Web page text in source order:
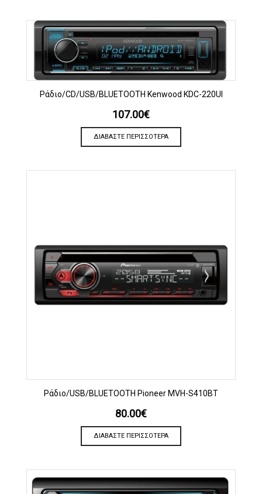
Ράδιο/CD/USB/BLUETOOTH Kenwood KDC-220UI
107.00€
ΔΙΑΒΆΣΤΕ ΠΕΡΙΣΣΌΤΕΡΑ
Ράδιο/USB/BLUETOOTH Pioneer MVH-S410BT
80.00€
ΔΙΑΒΆΣΤΕ ΠΕΡΙΣΣΌΤΕΡΑ